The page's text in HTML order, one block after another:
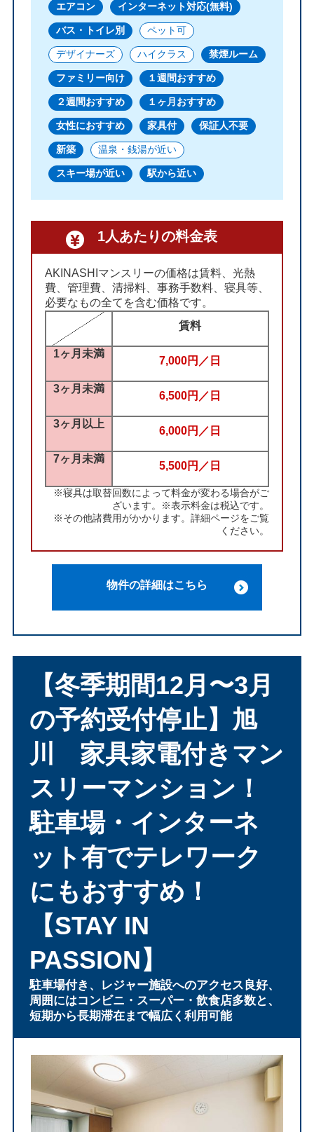
エアコン インターネット対応(無料)
バス・トイレ別 ペット可
デザイナーズ ハイクラス 禁煙ルーム
ファミリー向け １週間おすすめ
２週間おすすめ １ヶ月おすすめ
女性におすすめ 家具付 保証人不要
新築 温泉・銭湯が近い
スキー場が近い 駅から近い
1人あたりの料金表
AKINASHIマンスリーの価格は賃料、光熱
費、管理費、清掃料、事務手数料、寝具等、
必要なもの全てを含む価格です。
1ヶ月未満
3ヶ月未満
3ヶ月以上
7ヶ月未満
賃料
7,000円／日
6,500円／日
6,000円／日
5,500円／日
※寝具は取替回数によって料金が変わる場合がご
ざいます。※表示料金は税込です。
※その他諸費用がかかります。詳細ページをご覧
ください。
物件の詳細はこちら
【冬季期間12月〜3月
の予約受付停止】旭
川 家具家電付きマン
スリーマンション！
駐車場・インターネ
ット有でテレワーク
にもおすすめ！
【STAY IN
PASSION】
駐車場付き、レジャー施設へのアクセス良好、
周囲にはコンビニ・スーパー・飲食店多数と、
短期から長期滞在まで幅広く利用可能